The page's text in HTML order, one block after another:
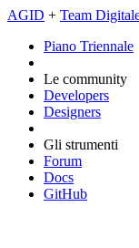
AGID + Team
Piano Triennale
Le community
Developers
Designers
Gli strumenti
Forum
Docs
GitHub